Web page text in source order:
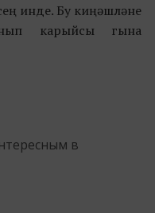
инде. Бу киңәшләне
карыйсы гына
в